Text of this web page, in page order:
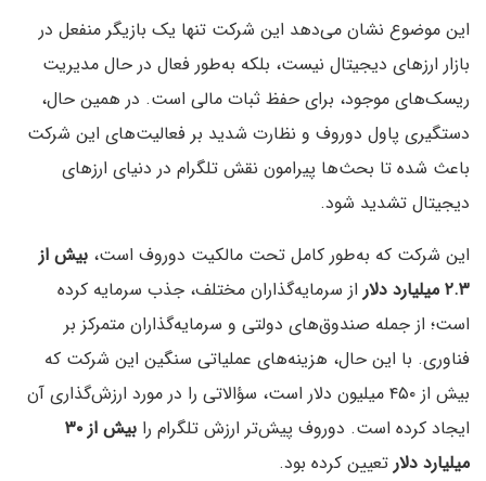
این موضوع نشان می‌دهد این شرکت تنها یک بازیگر منفعل در
بازار ارزهای دیجیتال نیست، بلکه به‌طور فعال در حال مدیریت
ریسک‌های موجود، برای حفظ ثبات مالی است. در همین حال،
دستگیری پاول دوروف و نظارت‌ شدید بر فعالیت‌‌های این شرکت
باعث شده تا بحث‌ها پیرامون نقش تلگرام در دنیای ارزهای
دیجیتال تشدید شود.
این شرکت که به‌طور کامل تحت مالکیت دوروف است، بیش از
۲.۳ میلیارد دلار
از سرمایه‌گذاران مختلف، جذب سرمایه کرده
است؛ از جمله صندوق‌های دولتی و سرمایه‌گذاران متمرکز بر
فناوری. با این حال، هزینه‌های عملیاتی سنگین این شرکت که
بیش از ۴۵۰ میلیون دلار است، سؤالاتی را در مورد ارزش‌گذاری آن
ایجاد کرده است. دوروف پیش‌تر ارزش تلگرام را
بیش از ۳۰
میلیارد دلارتعیین کرده بود.